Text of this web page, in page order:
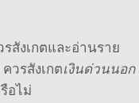
สังเกตและอ่านราย
ควรสังเกตเงินด่วนนอก
อไม่